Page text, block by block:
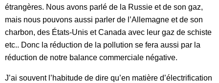
étrangères. Nous avons parlé de la Russie et de son gaz,
mais nous pouvons aussi parler de l’Allemagne et de son
charbon, des États-Unis et Canada avec leur gaz de schiste
etc.. Donc la réduction de la pollution se fera aussi par la
réduction de notre balance commerciale négative.
J’ai souvent l’habitude de dire qu’en matière d’électrification